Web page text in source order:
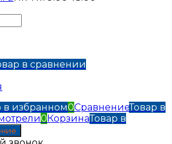
в сравнении
в избранном0СравнениеТовар в
0 КорзинаТовар в